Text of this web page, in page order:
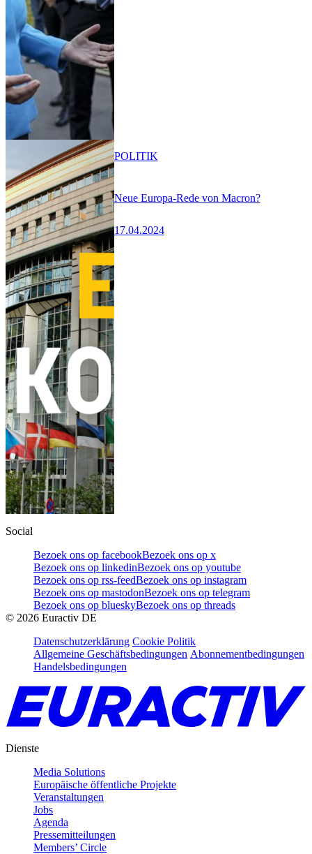
Neue Europa-Rede von Macron?
17.04.2024
POLITIK
Social
Bezoek ons op facebookBezoek ons op x
Bezoek ons op linkedinBezoek ons op youtube
Bezoek ons op rss-feedBezoek ons op instagram
Bezoek ons op mastodonBezoek ons op telegram
Bezoek ons op blueskyBezoek ons op threads
© 2026 Euractiv DE
Datenschutzerklärung Cookie Politik
Allgemeine Geschäftsbedingungen Abonnementbedingungen
Handelsbedingungen
Dienste
Media Solutions
Europäische öffentliche Projekte
Veranstaltungen
Jobs
Agenda
Pressemitteilungen
Members’ Circle